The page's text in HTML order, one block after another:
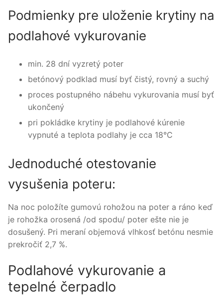
Podmienky pre uloženie krytiny na
podlahové vykurovanie
min. 28 dní vyzretý poter
betónový podklad musí byť čistý, rovný a suchý
proces postupného nábehu vykurovania musí byť
ukončený
pri pokládke krytiny je podlahové kúrenie
vypnuté a teplota podlahy je cca 18°C
Jednoduché otestovanie
vysušenia poteru:
Na noc položíte gumovú rohožou na poter a ráno keď
je rohožka orosená /od spodu/ poter ešte nie je
dosušený. Pri meraní objemová vlhkosť betónu nesmie
prekročiť 2,7 %.
Podlahové vykurovanie a
tepelné čerpadlo